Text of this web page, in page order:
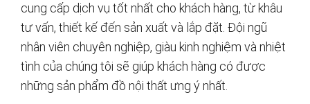
cung cấp dịch vụ tốt nhất cho khách hàng, từ khâu
tư vấn, thiết kế đến sản xuất và lắp đặt. Đội ngũ
nhân viên chuyên nghiệp, giàu kinh nghiệm và nhiệt
tình của chúng tôi sẽ giúp khách hàng có được
những sản phẩm đồ nội thất ưng ý nhất.